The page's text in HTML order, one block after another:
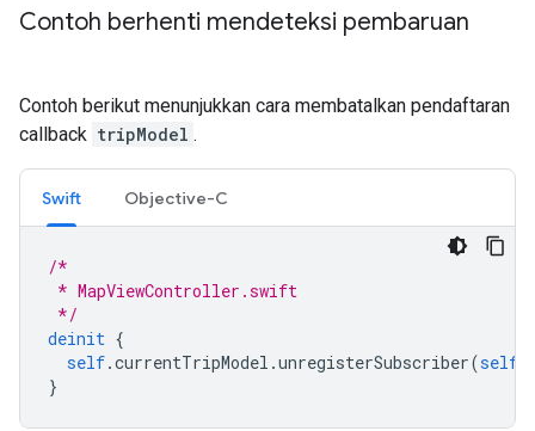
Contoh berhenti mendeteksi pembaruan
Contoh berikut menunjukkan cara membatalkan pendaftaran
callback tripModel .
Swift Objective-C
/*
* MapViewController.swift
*/
deinit {
self.currentTripModel .unregisterSubscriber(self
}